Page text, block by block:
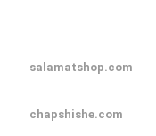
salamatshop.com
chapshishe.com